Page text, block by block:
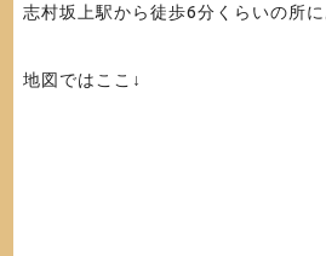
志村坂上駅から徒歩6分くらいの所に
地図ではここ↓